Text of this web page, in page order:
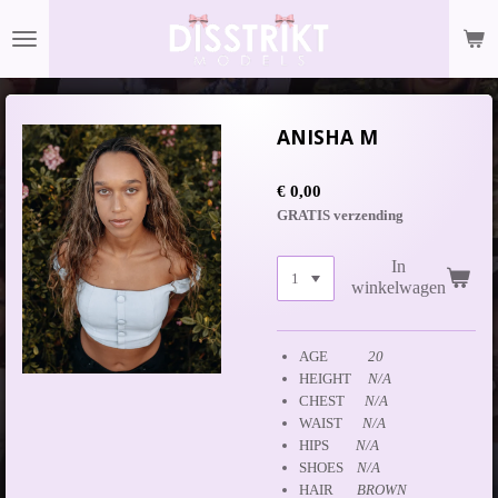
direct
ANISHA M
€ 0,00
GRATIS verzending
In
winkelwagen
AGE
20
HEIGHT N/A
CHEST
N/A
WAIST N/A
HIPS N/A
SHOES N/A
HAIR BROWN